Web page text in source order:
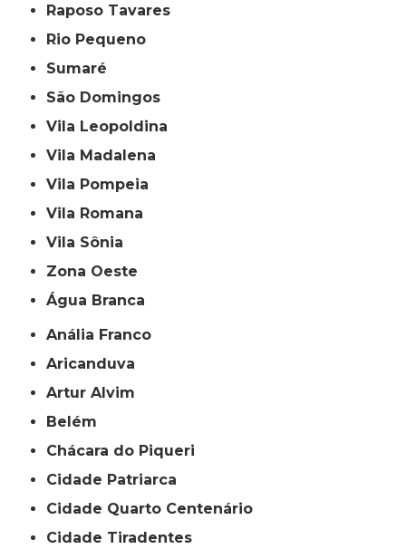
Raposo Tavares
Rio Pequeno
Sumaré
São Domingos
Vila Leopoldina
Vila Madalena
Vila Pompeia
Vila Romana
Vila Sônia
Zona Oeste
Água Branca
Anália Franco
Aricanduva
Artur Alvim
Belém
Chácara do Piqueri
Cidade Patriarca
Cidade Quarto Centenário
Cidade Tiradentes